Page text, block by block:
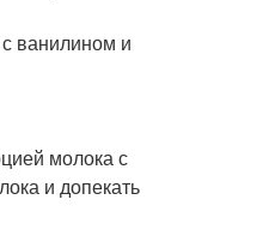
ванилином и
молока с
и допекать